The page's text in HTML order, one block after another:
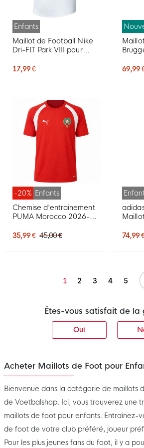
Enfants
Maillot de Football Nike
Dri-FIT Park VIII pour
17,99 €
69,99
-20% Enfants
Chemise d'entraînement
PUMA Morocco 2026-
et blanc
35,99 € 45,00 €
74,99
1 2 3 4 5
Êtes-vous satisfait de la
Oui
Acheter Maillots de Foot pour
Bienvenue dans la catégorie de maillots
de Voetbalshop. Ici, vous trouverez une
maillots de foot pour enfants. Entraînez-
de foot de votre club préféré, joueur
Pour les plus jeunes fans du foot, il y a